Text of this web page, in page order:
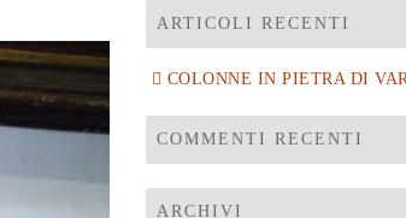
ARTICOLI RECENTI
COLONNE IN PIETRA DI
COMMENTI RECENTI
ARCHIVI